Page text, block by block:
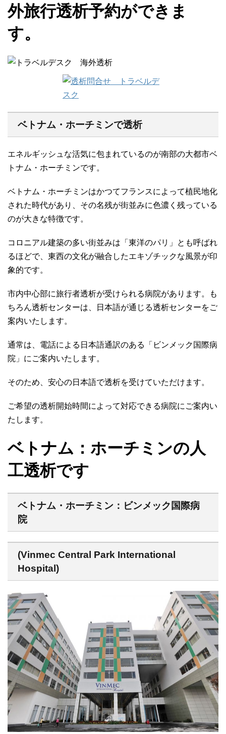
外旅行透析予約ができま
す。
ベトナム・ホーチミンで透析
エネルギッシュな活気に包まれているのが南部の大都市ベ
トナム・ホーチミンです。
ベトナム・ホーチミンはかつてフランスによって植民地化
された時代があり、その名残が街並みに色濃く残っている
のが大きな特徴です。
コロニアル建築の多い街並みは「東洋のパリ」とも呼ばれ
るほどで、東西の文化が融合したエキゾチックな風景が印
象的です。
市内中心部に旅行者透析が受けられる病院があります。も
ちろん透析センターは、日本語が通じる透析センターをご
案内いたします。
通常は、電話による日本語通訳のある「ビンメック国際病
院」にご案内いたします。
そのため、安心の日本語で透析を受けていただけます。
ご希望の透析開始時間によって対応できる病院にご案内い
たします。
ベトナム：ホーチミンの人
工透析です
ベトナム・ホーチミン：ビンメック国際病
院
(Vinmec Central Park International
Hospital)